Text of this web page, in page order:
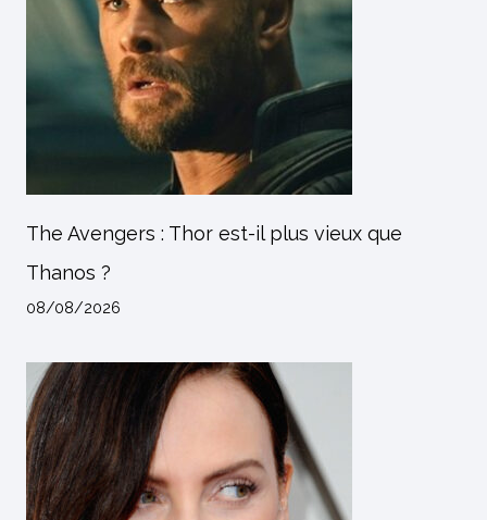
The Avengers : Thor est-il plus vieux que
Thanos ?
08/08/2026